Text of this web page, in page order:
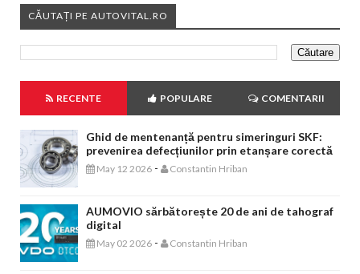
CĂUTAȚI PE AUTOVITAL.RO
RECENTE POPULARE COMENTARII
Ghid de mentenanță pentru simeringuri SKF:
prevenirea defecțiunilor prin etanșare corectă
May 12 2026 - Constantin Hriban
AUMOVIO sărbătorește 20 de ani de tahograf
digital
May 02 2026 - Constantin Hriban